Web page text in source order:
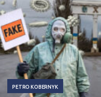
PETRO KOBERNYK